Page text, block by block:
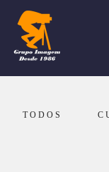
TODOS